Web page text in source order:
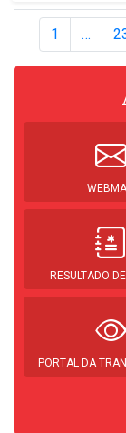
1 …
RESULTADO
PORTAL DA